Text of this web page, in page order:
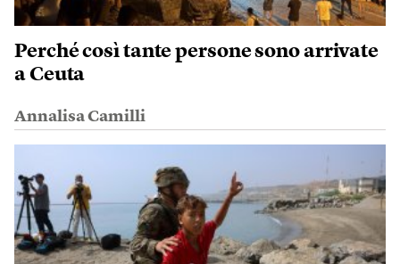
Perché così tante persone sono arrivate
a Ceuta
Annalisa Camilli